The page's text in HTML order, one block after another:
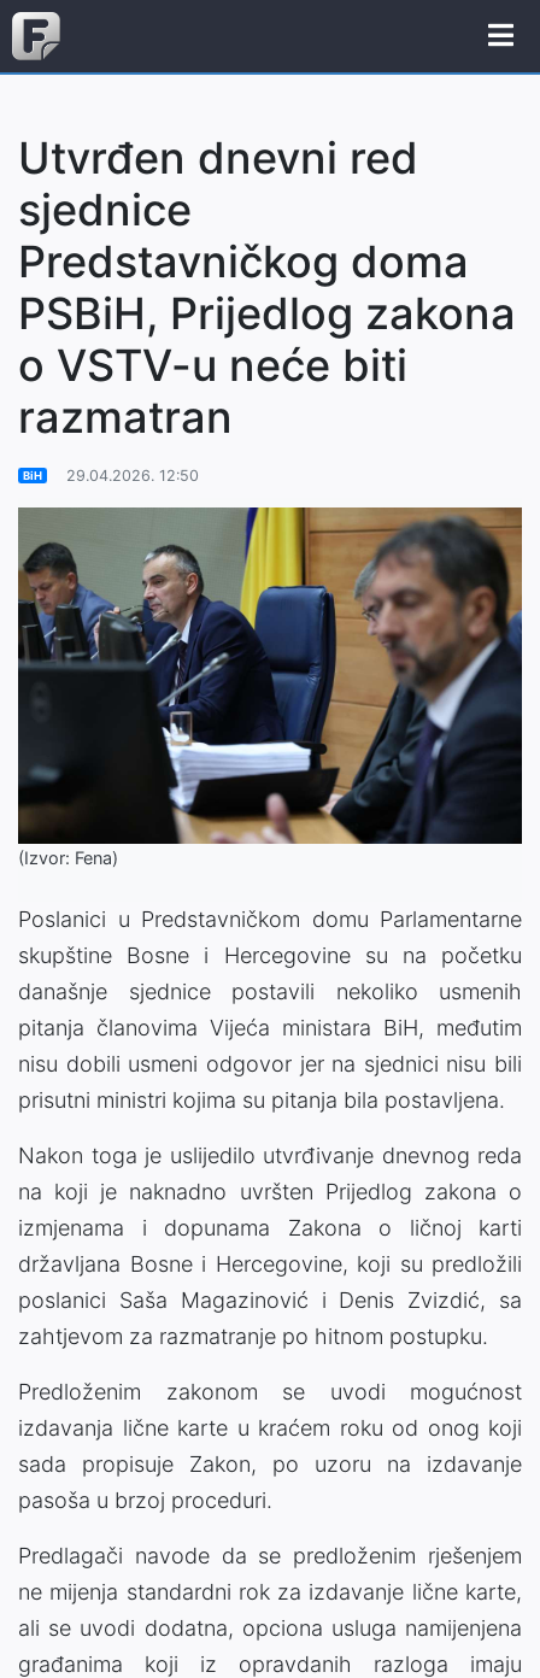
Utvrđen dnevni red
sjednice
Predstavničkog doma
PSBiH, Prijedlog zakona
o VSTV-u neće biti
razmatran
BiH 29.04.2026. 12:50
(Izvor: Fena)
Poslanici u Predstavničkom domu Parlamentarne
skupštine Bosne i Hercegovine su na početku
današnje sjednice postavili nekoliko usmenih
pitanja članovima Vijeća ministara BiH, međutim
nisu dobili usmeni odgovor jer na sjednici nisu bili
prisutni ministri kojima su pitanja bila postavljena.
Nakon toga je uslijedilo utvrđivanje dnevnog reda
na koji je naknadno uvršten Prijedlog zakona o
izmjenama i dopunama Zakona o ličnoj karti
državljana Bosne i Hercegovine, koji su predložili
poslanici Saša Magazinović i Denis Zvizdić, sa
zahtjevom za razmatranje po hitnom postupku.
Predloženim zakonom se uvodi mogućnost
izdavanja lične karte u kraćem roku od onog koji
sada propisuje Zakon, po uzoru na izdavanje
pasoša u brzoj proceduri.
Predlagači navode da se predloženim rješenjem
ne mijenja standardni rok za izdavanje lične karte,
ali se uvodi dodatna, opciona usluga namijenjena
građanima koji iz opravdanih razloga imaju